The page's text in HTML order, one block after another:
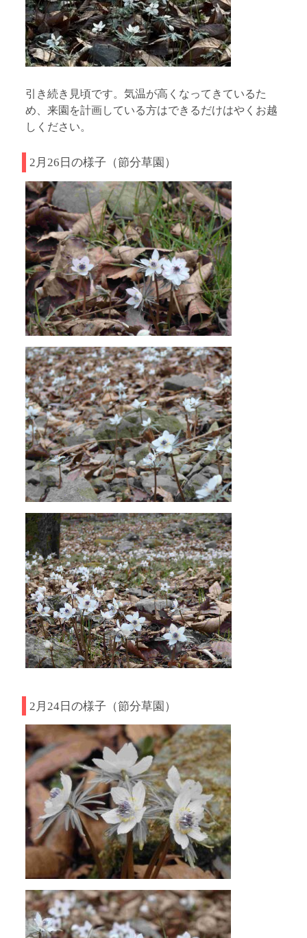
引き続き見頃です。気温が高くなってきているた
め、来園を計画している方はできるだけはやくお越
しください。
2月26日の様子（節分草園）
2月24日の様子（節分草園）